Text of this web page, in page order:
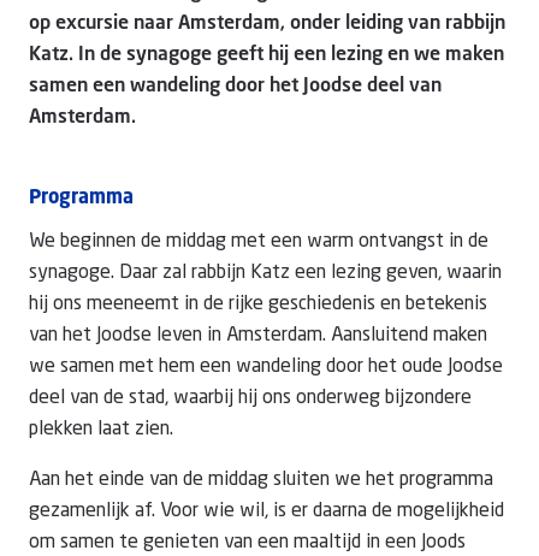
op excursie naar Amsterdam, onder leiding van rabbijn
Katz. In de synagoge geeft hij een lezing en we maken
samen een wandeling door het Joodse deel van
Amsterdam.
Programma
We beginnen de middag met een warm ontvangst in de
synagoge. Daar zal rabbijn Katz een lezing geven, waarin
hij ons meeneemt in de rijke geschiedenis en betekenis
van het Joodse leven in Amsterdam. Aansluitend maken
we samen met hem een wandeling door het oude Joodse
deel van de stad, waarbij hij ons onderweg bijzondere
plekken laat zien.
Aan het einde van de middag sluiten we het programma
gezamenlijk af. Voor wie wil, is er daarna de mogelijkheid
om samen te genieten van een maaltijd in een Joods